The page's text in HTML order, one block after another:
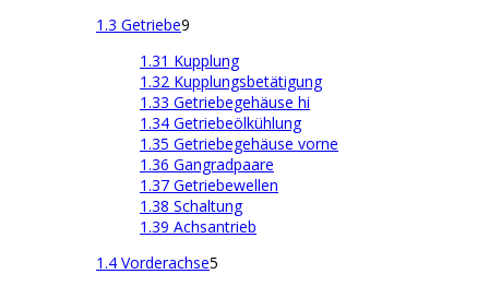
1.3 Getriebe9
1.31 Kupplung
1.32 Kupplungsbetätigung
1.33 Getriebegehäuse hi
1.34 Getriebeölkühlung
1.35 Getriebegehäuse vorne
1.36 Gangradpaare
1.37 Getriebewellen
1.38 Schaltung
1.39 Achsantrieb
1.4 Vorderachse5